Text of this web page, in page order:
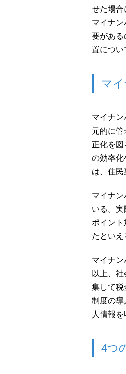
せた場合
マイナ
要がある
置につい
マ
マイナ
元的に
正化を
の効率化
は、住民
マイナ
いる。
ポイン
たといえ
マイナ
以上、
集して税
制度の導
人情報
4つ